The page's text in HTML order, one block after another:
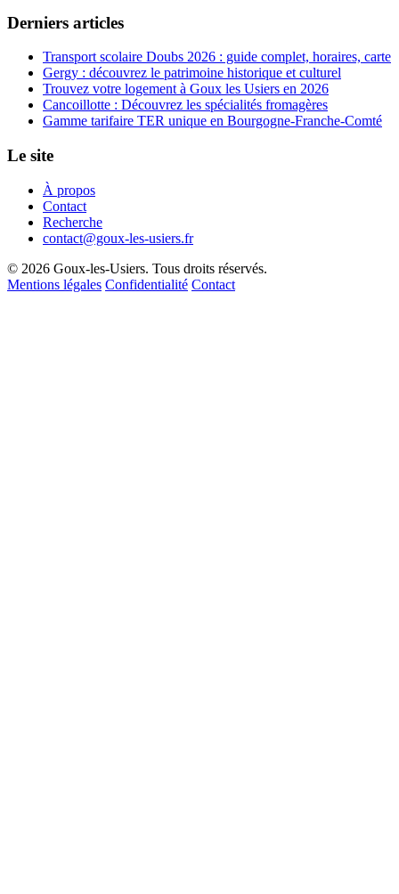
Derniers articles
Transport scolaire Doubs 2026 : guide complet, horaires, carte
Gergy : découvrez le patrimoine historique et culturel
Trouvez votre logement à Goux les Usiers en 2026
Cancoillotte : Découvrez les spécialités fromagères
Gamme tarifaire TER unique en Bourgogne-Franche-Comté
Le site
À propos
Contact
Recherche
contact@goux-les-usiers.fr
© 2026 Goux-les-Usiers. Tous droits réservés.
Mentions légales Confidentialité Contact